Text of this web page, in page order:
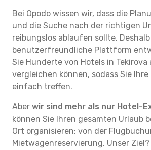
Bei Opodo wissen wir, dass die
und die Suche nach der richtigen
reibungslos ablaufen sollte.
benutzerfreundliche Plattform
Sie Hunderte von Hotels in Tekirova
vergleichen können, sodass Sie Ihre
einfach treffen.
Aber wir sind mehr als nur Hotel-
können Sie Ihren gesamten Urlaub
Ort organisieren: von der
Mietwagenreservierung. Unser